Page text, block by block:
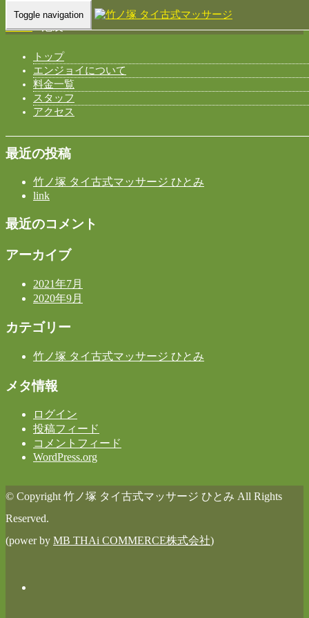
Toggle navigation
トップ
エンジョイについて
料金一覧
スタッフ
アクセス
Home-池袋 …
池袋 タイマッサージ エンジョイ
最近の投稿
竹ノ塚 タイ古式マッサージ ひとみ
link
最近のコメント
アーカイブ
2021年7月
2020年9月
カテゴリー
竹ノ塚 タイ古式マッサージ ひとみ
メタ情報
ログイン
投稿フィード
コメントフィード
WordPress.org
© Copyright 竹ノ塚 タイ古式マッサージ ひとみ All Rights
Reserved.
(power by MB THAi COMMERCE株式会社)